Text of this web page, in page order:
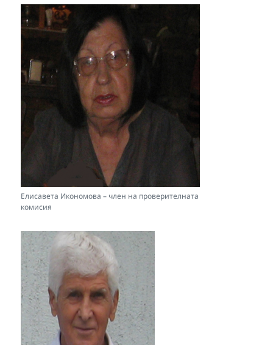
Елисавета Икономова – член на проверителната
комисия